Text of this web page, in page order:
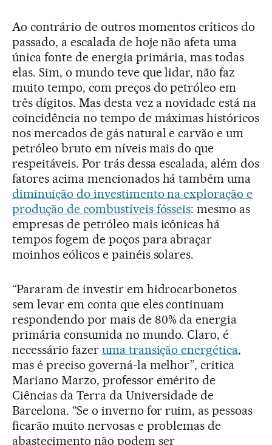
Ao contrário de outros momentos críticos do
passado, a escalada de hoje não afeta uma
única fonte de energia primária, mas todas
elas. Sim, o mundo teve que lidar, não faz
muito tempo, com preços do petróleo em
três dígitos. Mas desta vez a novidade está na
coincidência no tempo de máximas históricos
nos mercados de gás natural e carvão e um
petróleo bruto em níveis mais do que
respeitáveis. Por trás dessa escalada, além dos
fatores acima mencionados há também uma
diminuição do investimento na exploração e
produção de combustíveis fósseis: mesmo as
empresas de petróleo mais icônicas há
tempos fogem de poços para abraçar
moinhos eólicos e painéis solares.
“Pararam de investir em hidrocarbonetos
sem levar em conta que eles continuam
respondendo por mais de 80% da energia
primária consumida no mundo. Claro, é
necessário fazer uma transição energética,
mas é preciso governá-la melhor”, critica
Mariano Marzo, professor emérito de
Ciências da Terra da Universidade de
Barcelona. “Se o inverno for ruim, as pessoas
ficarão muito nervosas e problemas de
abastecimento não podem ser